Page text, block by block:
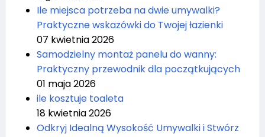
Ile miejsca potrzeba na dwie umywalki?
Praktyczne wskazówki do Twojej łazienki
07 kwietnia 2026
Samodzielny montaż panelu do wanny:
Praktyczny przewodnik dla początkujących
01 maja 2026
ile kosztuje toaleta
18 kwietnia 2026
Odkryj Idealną Wysokość Umywalki i Stwórz